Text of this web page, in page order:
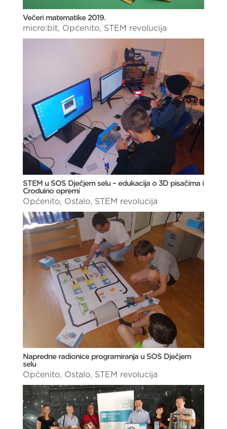
Večeri matematike 2019.
micro:bit, Općenito, STEM revolucija
STEM u SOS Dječjem selu – edukacija o 3D pisačima i
Croduino opremi
Općenito, Ostalo, STEM revolucija
Napredne radionice programiranja u SOS Dječjem
selu
Općenito, Ostalo, STEM revolucija